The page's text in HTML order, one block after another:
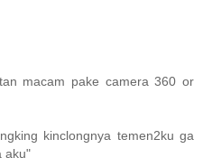
macam pake camera 360 or
kinclongnya temen2ku ga
aku"